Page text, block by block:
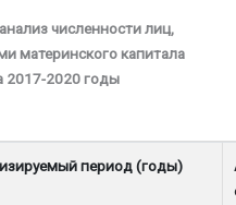
численности лиц,
материнского капитала
2017-2020 годы
период (годы)